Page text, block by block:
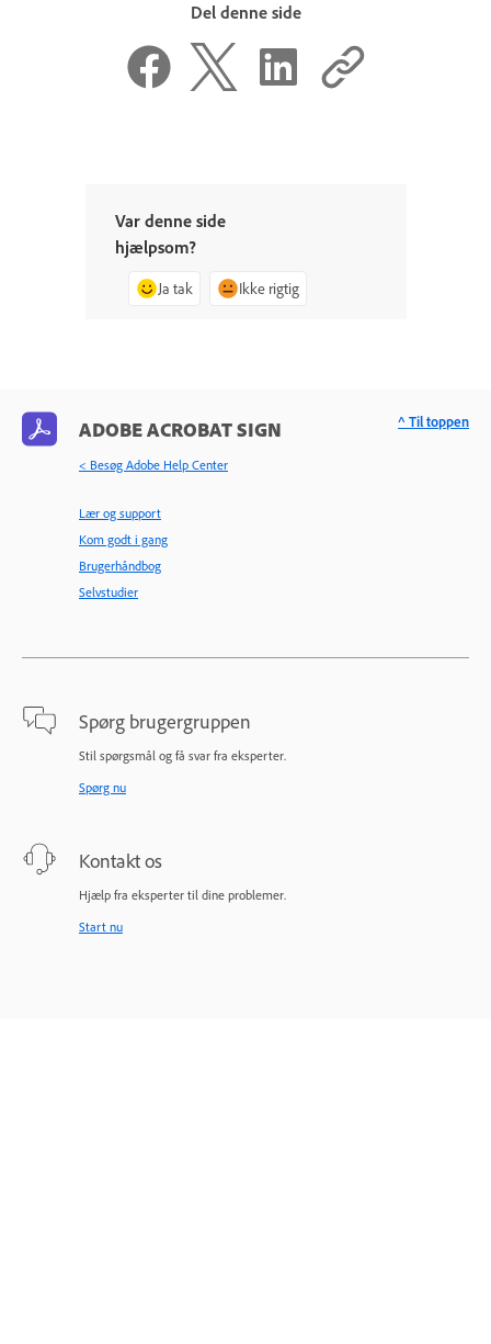
Del denne side
Var denne side
hjælpsom?
Ja tak Ikke rigtig
ADOBE ACROBAT SIGN
< Besøg Adobe Help Center
Lær og support
Kom godt i gang
Brugerhåndbog
Selvstudier
Spørg brugergruppen
Stil spørgsmål og få svar fra eksperter.
Spørg nu
Kontakt os
Hjælp fra eksperter til dine problemer.
Start nu
^ Til toppen